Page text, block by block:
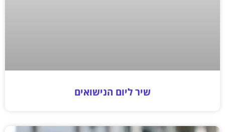
שיר ליום הנישואים